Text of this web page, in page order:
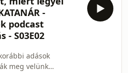
kritikai gondolkodás
lehet a
Mire
helyezni a téma
e egyáltalán
kapcsolódnak
és a
-
podcast
- S03E02
adások
meg velünk